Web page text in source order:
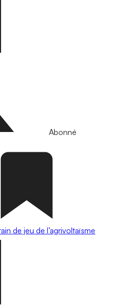
Abonné
de jeu de l’agrivoltaïsme